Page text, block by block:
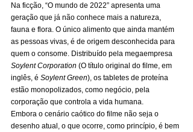
Na ficção, “O mundo de 2022” apresenta uma
geração que já não conhece mais a natureza,
fauna e flora. O único alimento que ainda mantém
as pessoas vivas, é de origem desconhecida para
quem o consome. Distribuído pela megaempresa
Soylent Corporation (O título original do filme, em
inglês, é Soylent Green), os tabletes de proteína
estão monopolizados, como negócio, pela
corporação que controla a vida humana.
Embora o cenário caótico do filme não seja o
desenho atual, o que ocorre, como princípio, é bem